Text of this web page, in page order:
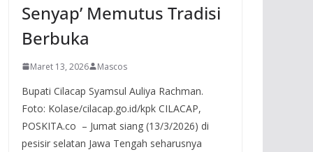
Senyap’ Memutus Tradisi
Berbuka
Maret 13, 2026 Mascos
Bupati Cilacap Syamsul Auliya Rachman.
Foto: Kolase/cilacap.go.id/kpk CILACAP,
POSKITA.co – Jumat siang (13/3/2026) di
pesisir selatan Jawa Tengah seharusnya